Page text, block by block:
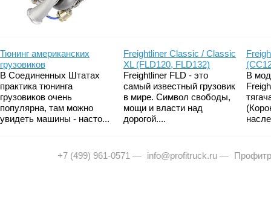
Тюнинг американских
грузовиков
В Соединенных Штатах
практика тюнинга
грузовиков очень
популярна, там можно
увидеть машины - насто...
Freightliner Classic / Classic
XL (FLD120, FLD132)
Freightliner FLD - это
самый известный грузовик
в мире. Символ свободы,
мощи и власти над
дорогой....
В
+7 (499) 961-0571 — info@profitruck.ru —